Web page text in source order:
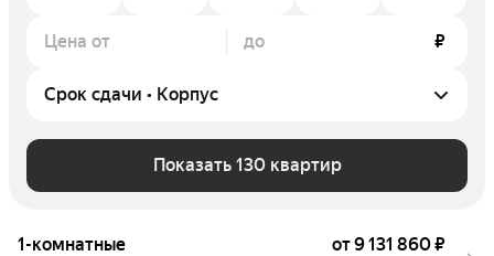
Цена от до ₽
Показать 130 квартир
1-комнатные
от 9 131 860 ₽